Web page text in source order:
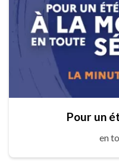
Pour un
en